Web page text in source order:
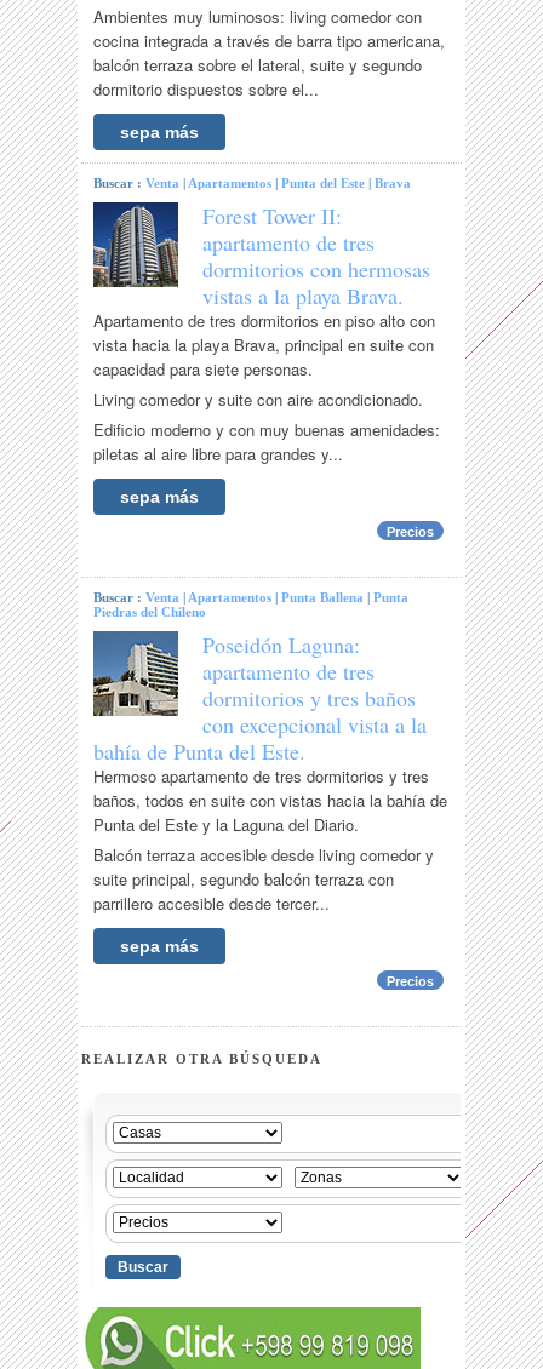
Ambientes muy luminosos: living comedor con
cocina integrada a través de barra tipo americana,
balcón terraza sobre el lateral, suite y segundo
dormitorio dispuestos sobre el...
sepa más
Buscar :Venta |Apartamentos |Punta del Este |Brava
Forest Tower II:
apartamento de tres
dormitorios con hermosas
vistas a la playa Brava.
Apartamento de tres dormitorios en piso alto con
vista hacia la playa Brava, principal en suite con
capacidad para siete personas.
Living comedor y suite con aire acondicionado.
Edificio moderno y con muy buenas amenidades:
piletas al aire libre para grandes y...
sepa más
Precios
Buscar :Venta |Apartamentos |Punta Ballena |Punta
Piedras del Chileno
Poseidón Laguna:
apartamento de tres
dormitorios y tres baños
con excepcional vista a la
bahía de Punta del Este.
Hermoso apartamento de tres dormitorios y tres
baños, todos en suite con vistas hacia la bahía de
Punta del Este y la Laguna del Diario.
Balcón terraza accesible desde living comedor y
suite principal, segundo balcón terraza con
parrillero accesible desde tercer...
sepa más
Precios
REALIZAR OTRA BÚSQUEDA